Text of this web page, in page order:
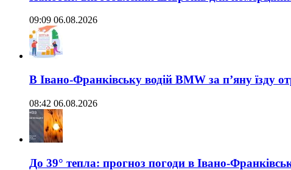
09:09 06.08.2026
В Івано-Франківську водій BMW за п’яну їзду
08:42 06.08.2026
До 39° тепла: прогноз погоди в Івано-